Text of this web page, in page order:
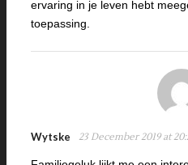
ervaring in je leven hebt
toepassing.
Wytske 23 December 2019 at